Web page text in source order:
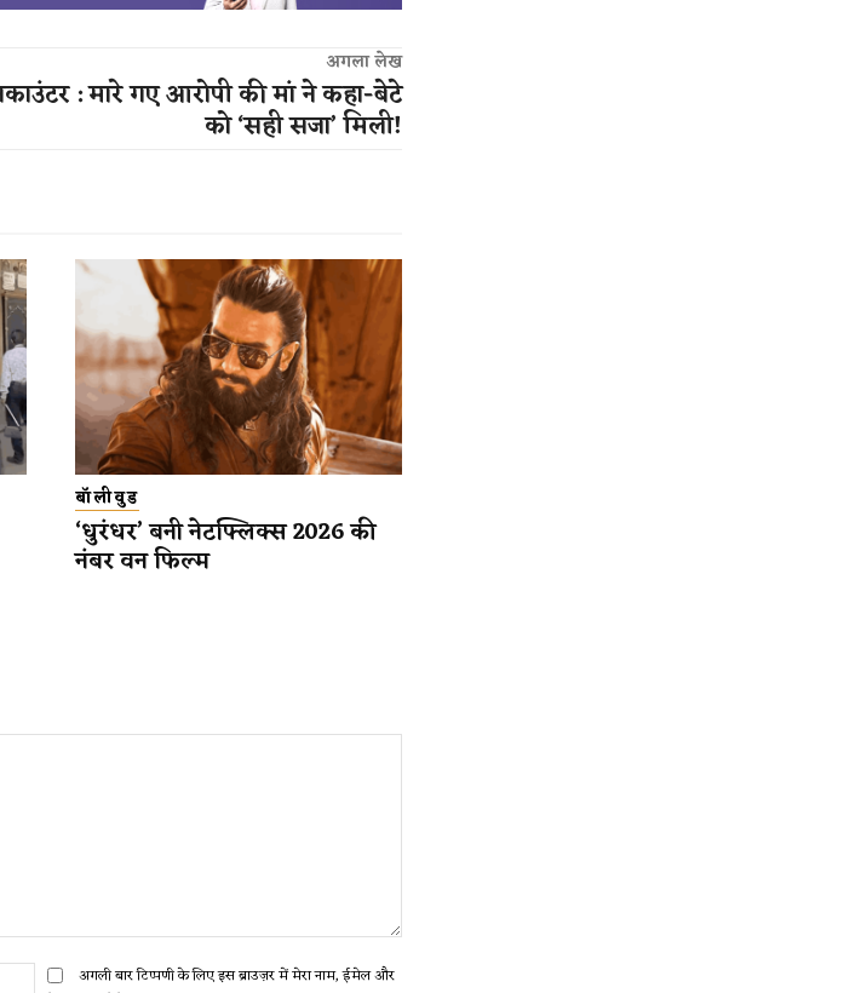
अगला लेख
: मारे गए आरोपी की मां ने कहा-बेटे
को ‘सही सजा’ मिली!
बॉलीवुड
‘धुरंधर’ बनी नेटफ्लिक्स 2026 की
नंबर वन फिल्म
ईमेल:*अगली बार टिप्पणी के लिए इस ब्राउज़र में मेरा नाम, ईमेल और